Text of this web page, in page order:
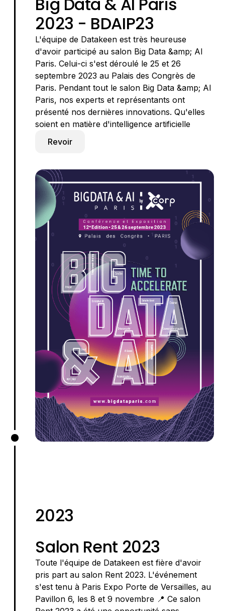
2023 - BDAIP23
L'équipe de Datakeen est très heureuse
d'avoir participé au salon Big Data &amp; AI
Paris. Celui-ci s'est déroulé le 25 et 26
septembre 2023 au Palais des Congrès de
Paris. Pendant tout le salon Big Data &amp; AI
Paris, nos experts et représentants ont
présenté nos dernières innovations. Qu'elles
soient en matière d'intelligence artificielle
Revoir
2023
Salon Rent 2023
Toute l'équipe de Datakeen est fière d'avoir
pris part au salon Rent 2023. L'événement
s'est tenu à Paris Expo Porte de Versailles, au
Pavillon 6, les 8 et 9 novembre 📍 Ce salon